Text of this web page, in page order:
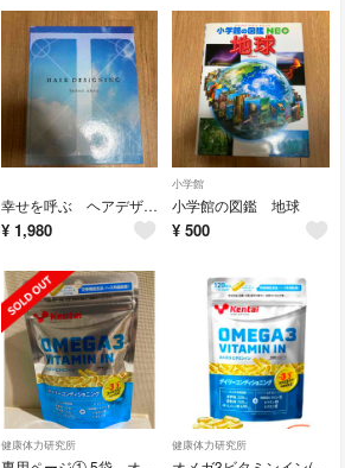
幸せを呼ぶ ヘアデザイニング入門
¥ 1,980
小学館
小学館の図鑑 地球
¥ 500
健康体力研究所 健康体力研究所